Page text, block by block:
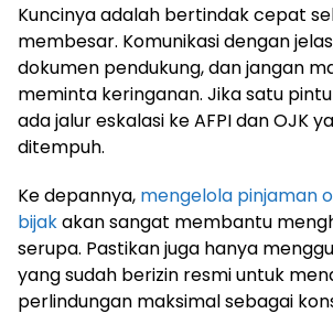
Kuncinya adalah bertindak cepat
membesar. Komunikasi dengan
dokumen pendukung, dan jangan
meminta keringanan. Jika satu
ada jalur eskalasi ke AFPI dan OJK
ditempuh.
Ke depannya, mengelola pinjaman
bijakakan sangat membantu
serupa. Pastikan juga hanya
yang sudah berizin resmi untuk
perlindungan maksimal sebagai